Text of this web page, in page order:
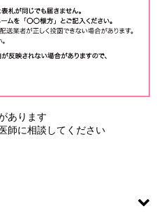
あります
師に相談してください